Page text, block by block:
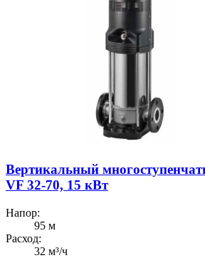
Вертикальный
VF 32-70, 15 кВт
Напор:
95 м
Расход:
32 м³/ч